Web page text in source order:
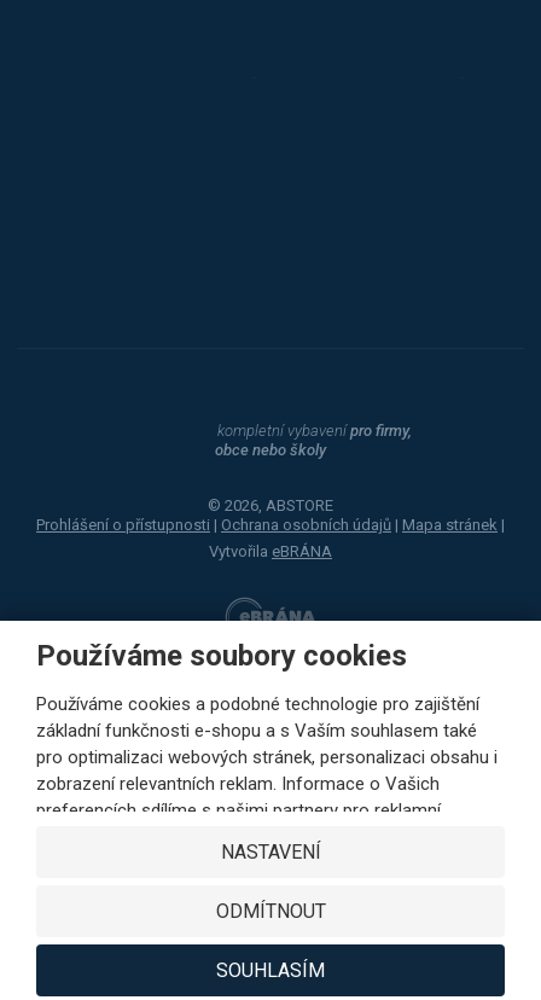
Používáme soubory cookies
Používáme cookies a podobné technologie pro zajištění
základní funkčnosti e-shopu a s Vaším souhlasem také
pro optimalizaci webových stránek, personalizaci obsahu i
zobrazení relevantních reklam. Informace o Vašich
preferencích sdílíme s našimi partnery pro reklamní,
sociální sítě i podrobné analýzy pouze s Vaším souhlasem.
Partneři mohou tyto údaje v rámci personalizace reklamy
využívání jejich služeb. Kliknutím na tlačítko SOUHLASÍM
vyjádříte Váš souhlas s ukládáním cookies k výkonovým,
funkčním a marketingovým účelům a s předáváním údajů o
NASTAVENÍ
ODMÍTNOUT
SOUHLASÍM
kompletní vybavenípro firmy,
obce nebo školy
© 2026, ABSTORE
Prohlášení o přístupnosti | Ochrana osobních údajů | Mapa stránek |
Vytvořila eBRÁNA